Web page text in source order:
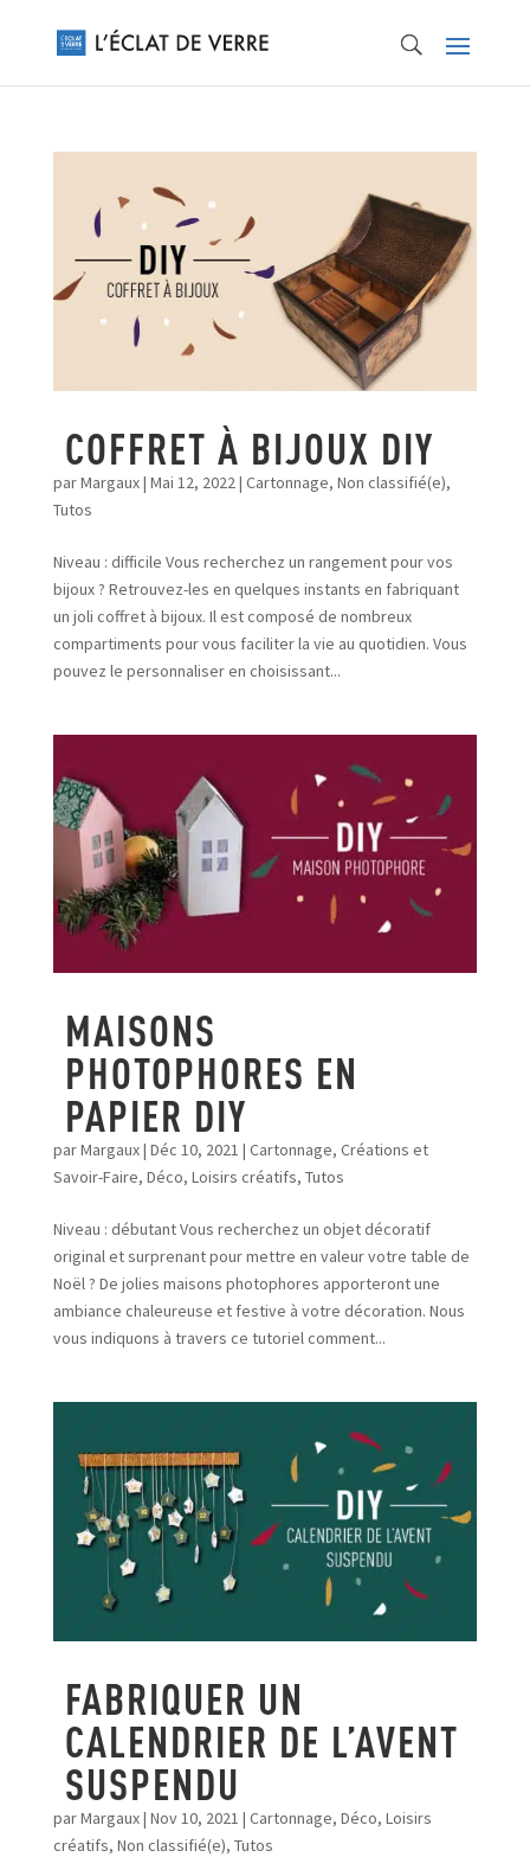
COFFRET À BIJOUX DIY
parMargaux| Mai 12, 2022| Cartonnage, Non classifié(e),
Tutos
Niveau : difficile Vous recherchez un rangement pour vos
bijoux ? Retrouvez-les en quelques instants en fabriquant
un joli coffret à bijoux. Il est composé de nombreux
compartiments pour vous faciliter la vie au quotidien. Vous
pouvez le personnaliser en choisissant...
MAISONS
PHOTOPHORES EN
PAPIER DIY
parMargaux| Déc 10, 2021 | Cartonnage, Créations et
Savoir-Faire, Déco, Loisirs créatifs, Tutos
Niveau : débutant Vous recherchez un objet décoratif
original et surprenant pour mettre en valeur votre table de
Noël ? De jolies maisons photophores apporteront une
ambiance chaleureuse et festive à votre décoration. Nous
vous indiquons à travers ce tutoriel comment...
FABRIQUER UN
CALENDRIER DE L’AVENT
SUSPENDU
parMargaux| Nov 10, 2021 | Cartonnage, Déco, Loisirs
créatifs, Non classifié(e), Tutos